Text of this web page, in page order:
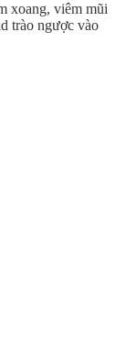
xoang, viêm mũi
trào ngược vào